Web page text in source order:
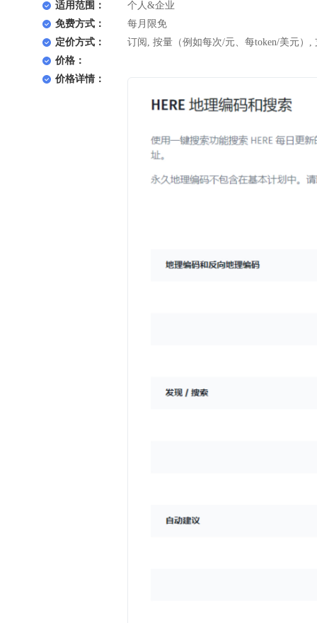
适用范围：
个人&企业
免费方式：
每月限免
定价方式：
订阅, 按量（例如每次/元、每token/美元）,
价格：
价格详情：